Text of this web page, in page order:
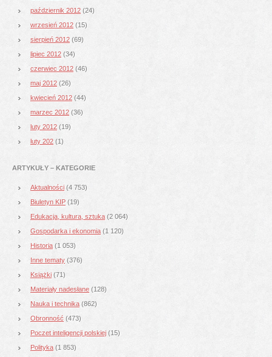
październik 2012 (24)
wrzesień 2012 (15)
sierpień 2012 (69)
lipiec 2012 (34)
czerwiec 2012 (46)
maj 2012 (26)
kwiecień 2012 (44)
marzec 2012 (36)
luty 2012 (19)
luty 202 (1)
ARTYKUŁY – KATEGORIE
Aktualności (4 753)
Biuletyn KIP (19)
Edukacja, kultura, sztuka (2 064)
Gospodarka i ekonomia (1 120)
Historia (1 053)
Inne tematy (376)
Książki (71)
Materiały nadesłane (128)
Nauka i technika (862)
Obronność (473)
Poczet inteligencji polskiej (15)
Polityka (1 853)